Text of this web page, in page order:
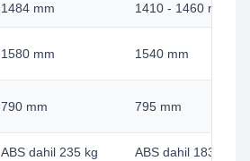
1484 mm 1410 - 1460 mm
1580 mm 1540 mm
790 mm 795 mm
ABS dahil 235 kg ABS dahil 183 kg